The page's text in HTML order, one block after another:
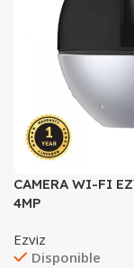
CAMERA WI-FI
4MP
Ezviz
Disponible